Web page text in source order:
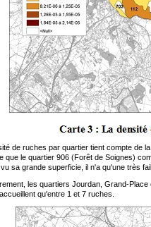
de ruches par quartier tient compte de
que le quartier 906 (Forêt de Soignes)
sa grande superficie, il n'a qu'une très
les quartiers Jourdan, Grand-
qu'entre 1 et 7 ruches.